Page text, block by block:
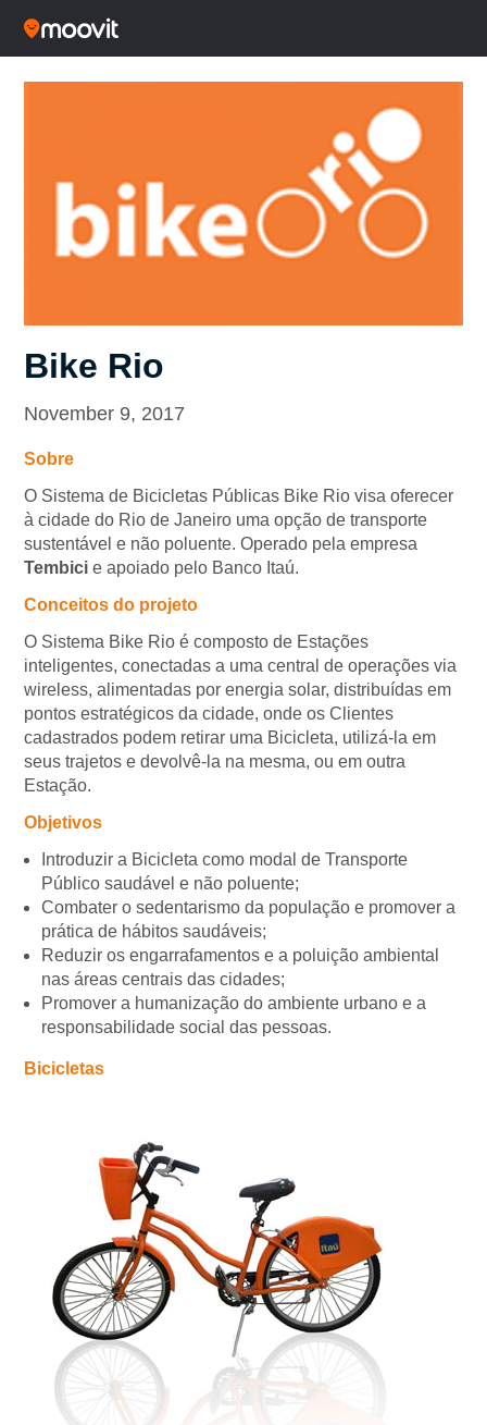
Bike Rio
November 9, 2017
Sobre
O Sistema de Bicicletas Públicas Bike Rio visa oferecer
à cidade do Rio de Janeiro uma opção de transporte
sustentável e não poluente. Operado pela empresa
Tembici e apoiado pelo Banco Itaú.
Conceitos do projeto
O Sistema Bike Rio é composto de Estações
inteligentes, conectadas a uma central de operações via
wireless, alimentadas por energia solar, distribuídas em
pontos estratégicos da cidade, onde os Clientes
cadastrados podem retirar uma Bicicleta, utilizá-la em
seus trajetos e devolvê-la na mesma, ou em outra
Estação.
Objetivos
Introduzir a Bicicleta como modal de Transporte
Público saudável e não poluente;
Combater o sedentarismo da população e promover a
prática de hábitos saudáveis;
Reduzir os engarrafamentos e a poluição ambiental
nas áreas centrais das cidades;
Promover a humanização do ambiente urbano e a
responsabilidade social das pessoas.
Bicicletas